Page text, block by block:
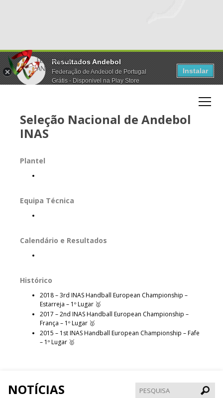
Resultados Andebol
Federação de Andebol de Portugal
Grátis - Disponivel na Play Store
Instalar
Seleção Nacional de Andebol
INAS
Plantel
Equipa Técnica
Calendário e Resultados
Histórico
2018 – 3rd INAS Handball European Championship –
Estarreja – 1º Lugar 🥇
2017 – 2nd INAS Handball European Championship –
França – 1º Lugar 🥇
2015 – 1st INAS Handball European Championship – Fafe
– 1º Lugar 🥇
NOTÍCIAS